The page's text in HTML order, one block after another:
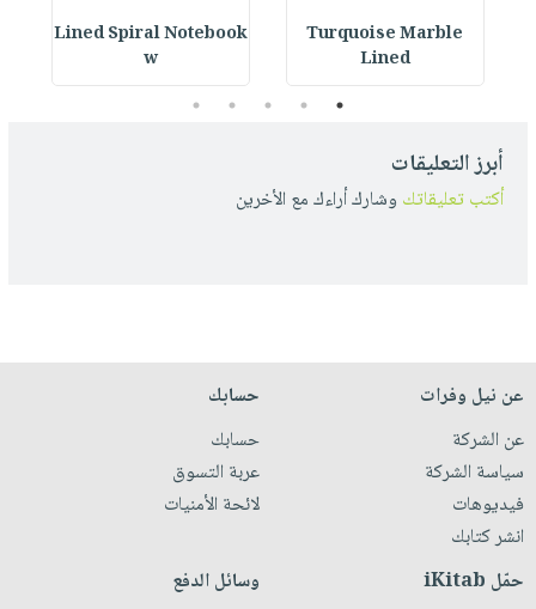
Turquoise Marble
Lined
Lined Spiral Notebook
w
1
2
3
4
5
أبرز التعليقات
أكتب تعليقاتك وشارك أراءك مع الأخرين
عن نيل وفرات
عن الشركة
سياسة الشركة
فيديوهات
انشر كتابك
حسابك
حسابك
عربة التسوق
لائحة الأمنيات
حمّل iKitab وسائل الدفع